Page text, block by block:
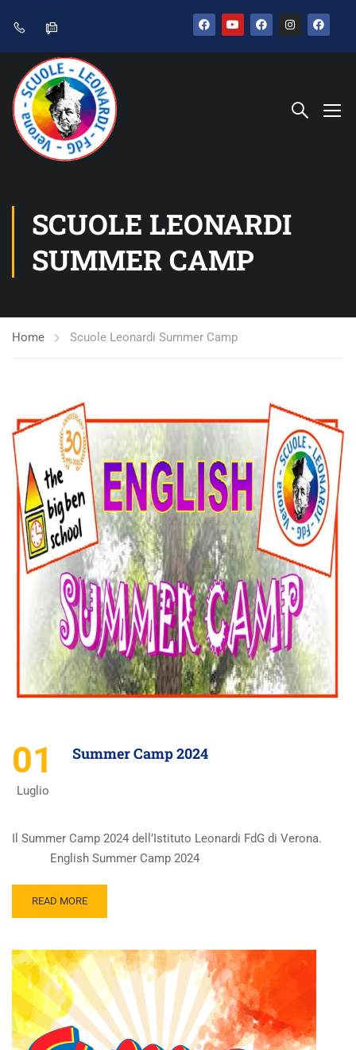
SCUOLE LEONARDI
SUMMER CAMP
Home Scuole Leonardi Summer Camp
01
Luglio
Summer Camp 2024
Il Summer Camp 2024 dell’Istituto Leonardi FdG di Verona.
English Summer Camp 2024
READ MORE